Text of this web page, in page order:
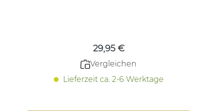
29,95 €
Vergleichen
Lieferzeit ca. 2-6 Werktage